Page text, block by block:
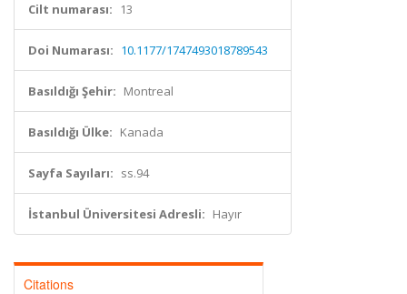
Cilt numarası: 13
Doi Numarası: 10.1177/1747493018789543
Basıldığı Şehir: Montreal
Basıldığı Ülke: Kanada
Sayfa Sayıları: ss.94
İstanbul Üniversitesi Adresli: Hayır
Citations